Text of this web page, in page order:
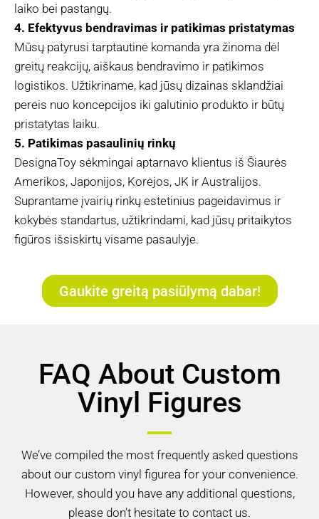
laiko bei pastangų.
4. Efektyvus bendravimas ir patikimas pristatymas
Mūsų patyrusi tarptautinė komanda yra žinoma dėl
greitų reakcijų, aiškaus bendravimo ir patikimos
logistikos. Užtikriname, kad jūsų dizainas sklandžiai
pereis nuo koncepcijos iki galutinio produkto ir būtų
pristatytas laiku.
5. Patikimas pasaulinių rinkų
DesignaToy sėkmingai aptarnavo klientus iš Šiaurės
Amerikos, Japonijos, Korėjos, JK ir Australijos.
Suprantame įvairių rinkų estetinius pageidavimus ir
kokybės standartus, užtikrindami, kad jūsų pritaikytos
figūros išsiskirtų visame pasaulyje.
Gaukite greitą pasiūlymą dabar!
FAQ About Custom
Vinyl Figures
We’ve compiled the most frequently asked questions
about our custom vinyl figurea for your convenience.
However, should you have any additional questions,
please don’t hesitate to contact us.